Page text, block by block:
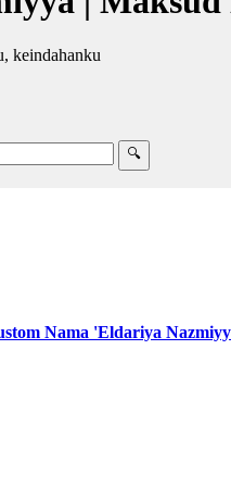
keindahanku
Nama 'Eldariya